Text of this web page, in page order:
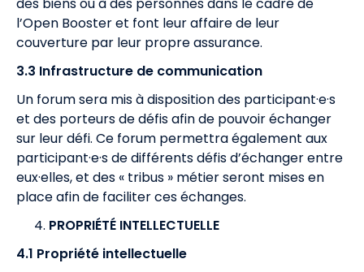
l’Open Booster et font leur affaire de leur
couverture par leur propre assurance.
3.3 Infrastructure de communication
Un forum sera mis à disposition des participant·e·s
et des porteurs de défis afin de pouvoir échanger
sur leur défi. Ce forum permettra également aux
participant·e·s de différents défis d’échanger entre
eux·elles, et des « tribus » métier seront mises en
place afin de faciliter ces échanges.
PROPRIÉTÉ INTELLECTUELLE
4.1 Propriété intellectuelle